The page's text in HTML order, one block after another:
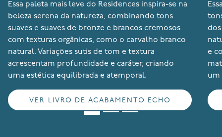
Essa paleta mais leve do Residences inspira-se na
beleza serena da natureza, combinando tons
suaves e suaves de bronze e brancos cremosos
com texturas orgânicas, como o carvalho branco
natural. Variações sutis de tom e textura
acrescentam profundidade e caráter, criando
uma estética equilibrada e atemporal.
VER LIVRO DE ACABAMENTO ECHO
e
um